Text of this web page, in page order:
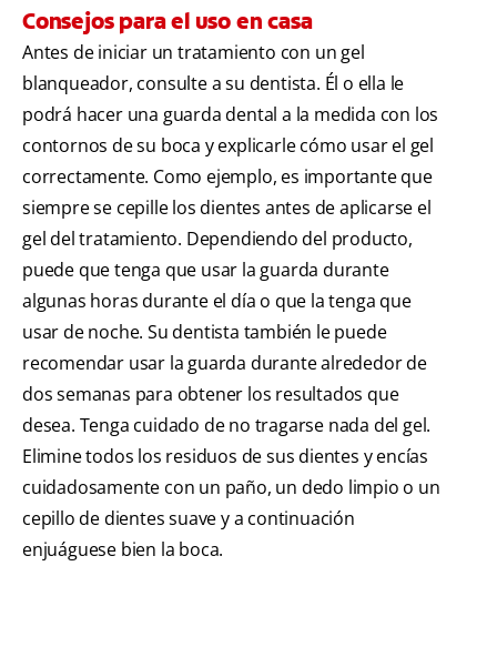
Consejos para el uso en casa
Antes de iniciar un tratamiento con un gel
blanqueador, consulte a su dentista. Él o ella le
podrá hacer una guarda dental a la medida con los
contornos de su boca y explicarle cómo usar el gel
correctamente. Como ejemplo, es importante que
siempre se cepille los dientes antes de aplicarse el
gel del tratamiento. Dependiendo del producto,
puede que tenga que usar la guarda durante
algunas horas durante el día o que la tenga que
usar de noche. Su dentista también le puede
recomendar usar la guarda durante alrededor de
dos semanas para obtener los resultados que
desea. Tenga cuidado de no tragarse nada del gel.
Elimine todos los residuos de sus dientes y encías
cuidadosamente con un paño, un dedo limpio o un
cepillo de dientes suave y a continuación
enjuáguese bien la boca.